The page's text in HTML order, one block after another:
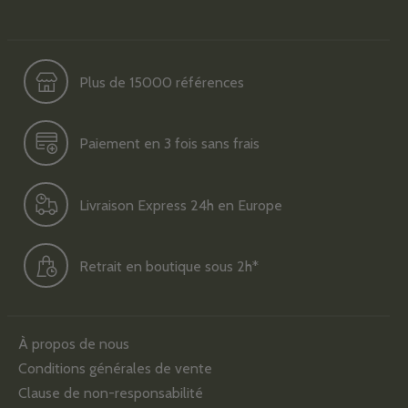
Plus de 15000 références
Paiement en 3 fois sans frais
Livraison Express 24h en Europe
Retrait en boutique sous 2h*
À propos de nous
Conditions générales de vente
Clause de non-responsabilité